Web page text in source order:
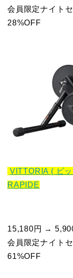
会員限定ナイト
28%OFF
VITTORIA ( ビ
RAPIDE
15,180円 →
会員限定ナイト
61%OFF